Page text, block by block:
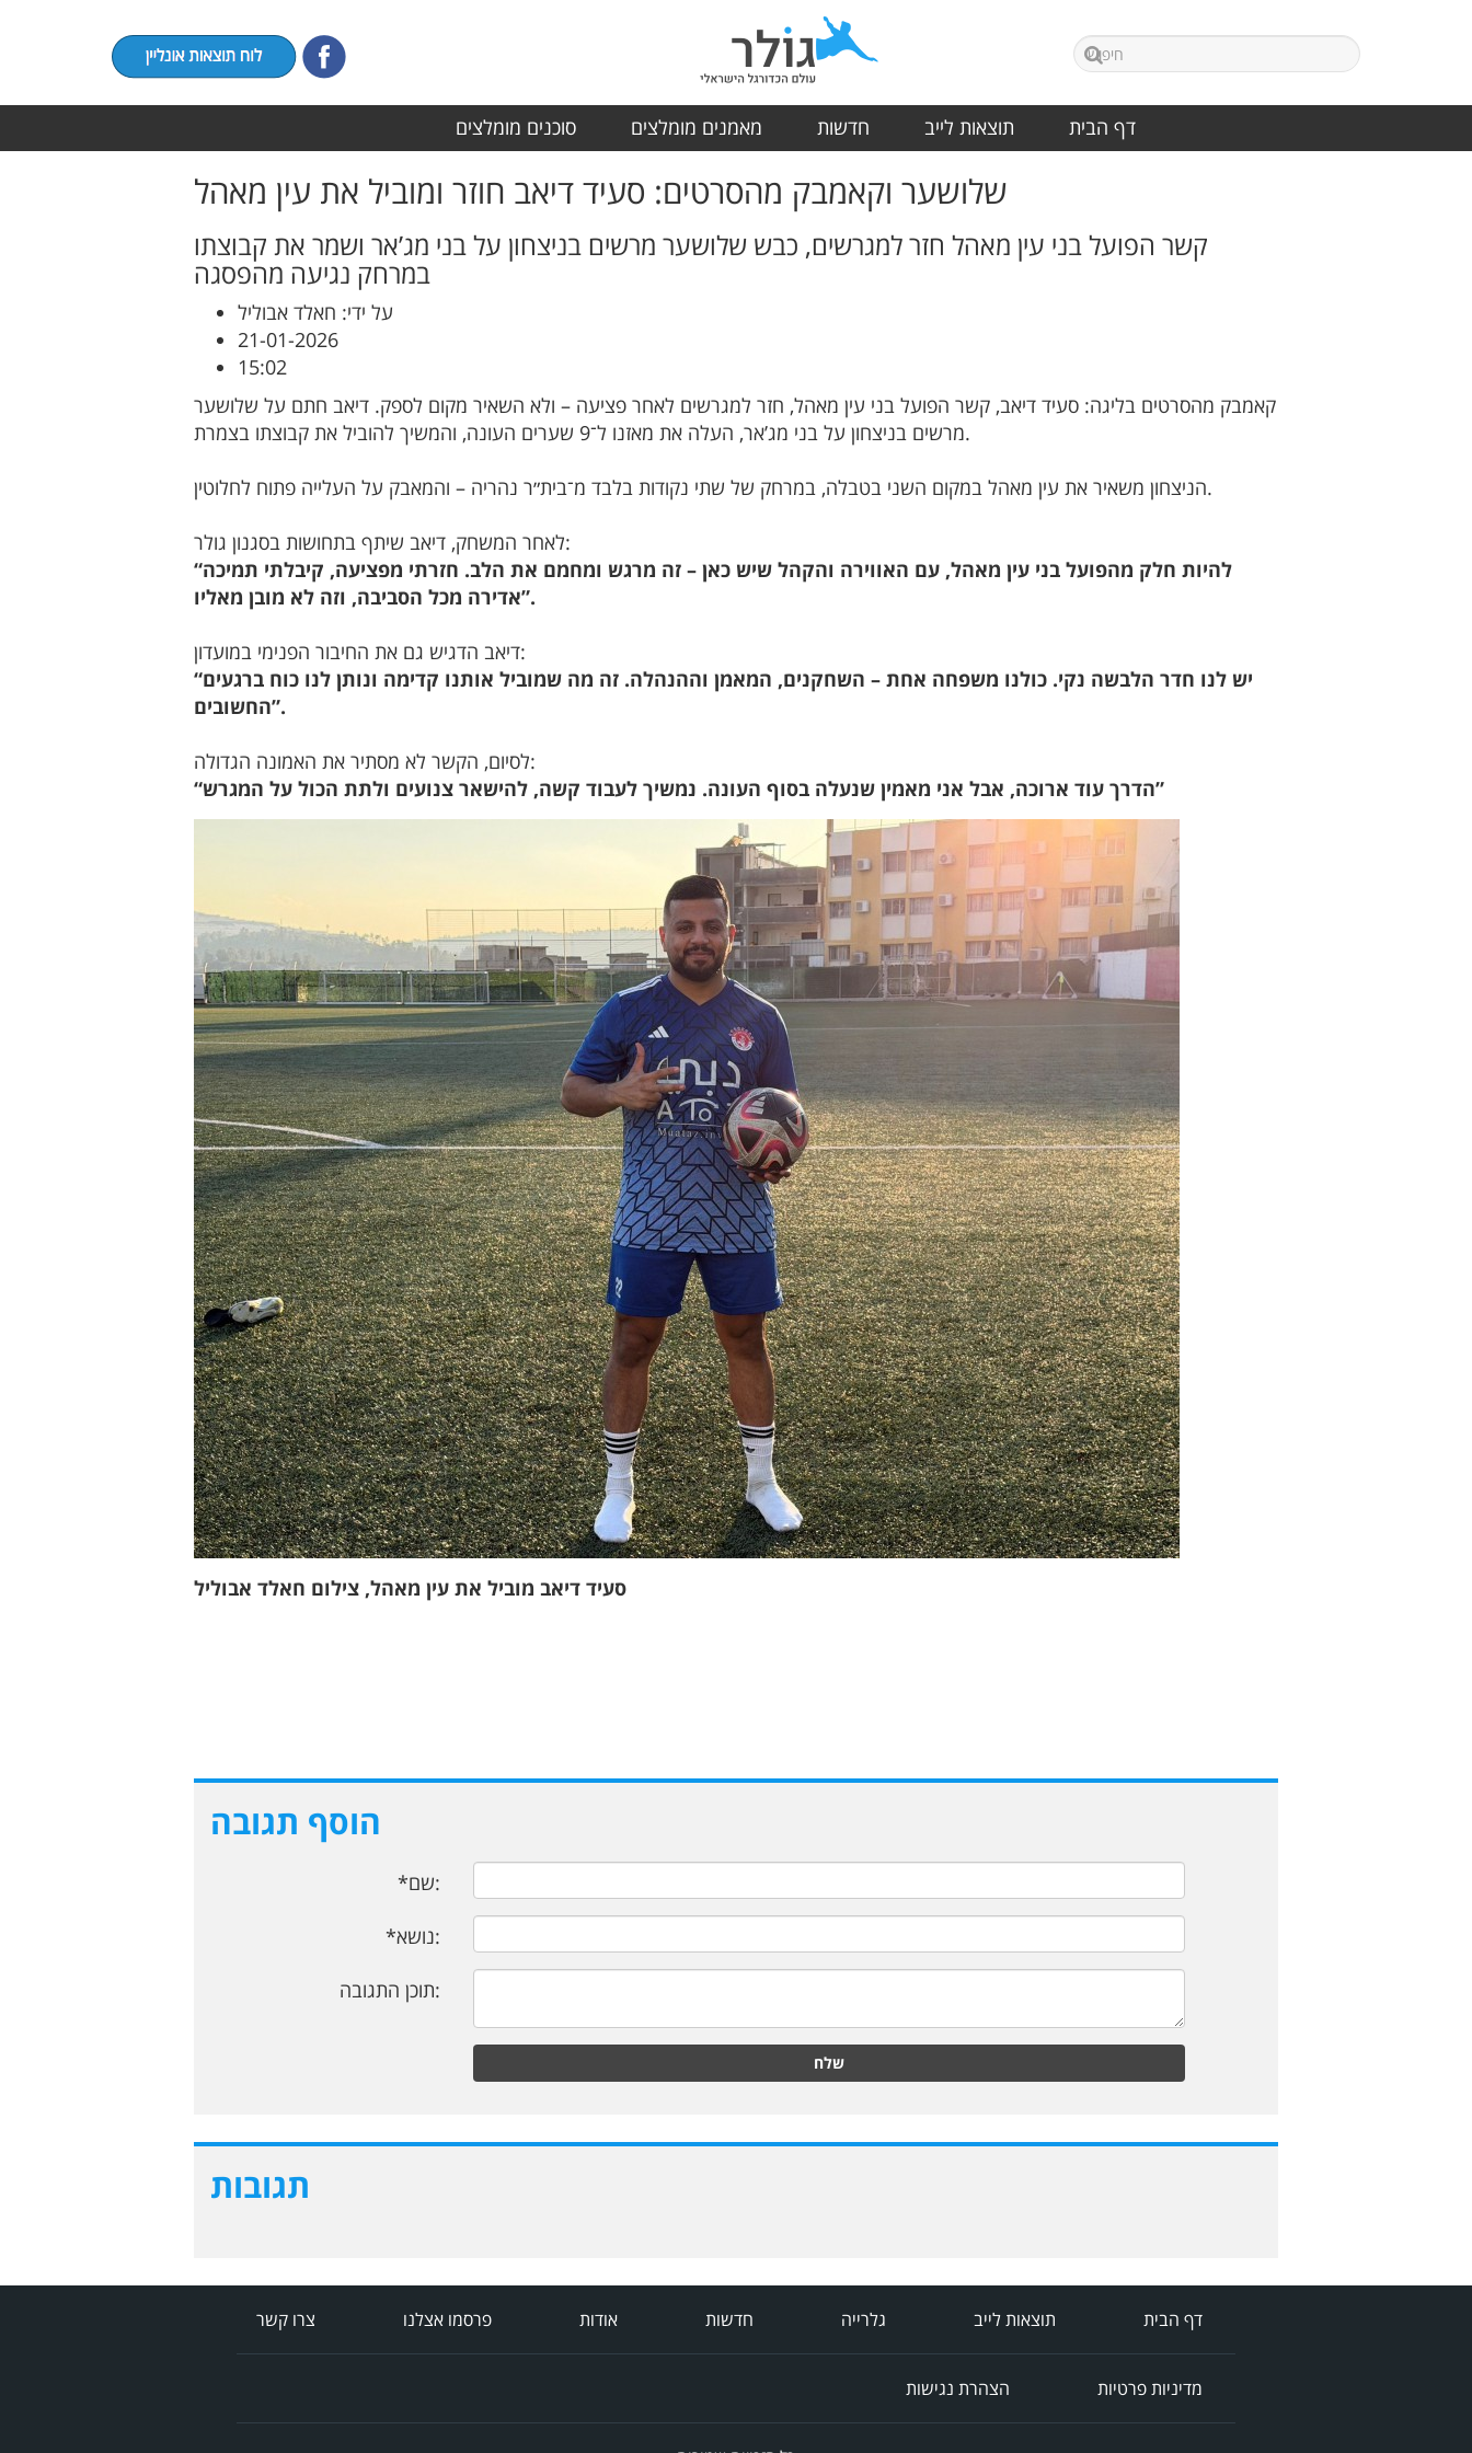
דף הבית תוצאות לייב חדשות מאמנים מומלצים סוכנים מומלצים
שלושער וקאמבק מהסרטים: סעיד דיאב חוזר ומוביל את עין מאהל
קשר הפועל בני עין מאהל חזר למגרשים, כבש שלושער מרשים בניצחון על בני מג’אר ושמר את קבוצתו
במרחק נגיעה מהפסגה
על ידי: חאלד אבוליל
21-01-2026
15:02
קאמבק מהסרטים בליגה: סעיד דיאב, קשר הפועל בני עין מאהל, חזר למגרשים לאחר פציעה – ולא השאיר מקום לספק. דיאב חתם על שלושער
מרשים בניצחון על בני מג’אר, העלה את מאזנו ל־9 שערים העונה, והמשיך להוביל את קבוצתו בצמרת.
הניצחון משאיר את עין מאהל במקום השני בטבלה, במרחק של שתי נקודות בלבד מ־בית״ר נהריה – והמאבק על העלייה פתוח לחלוטין.
לאחר המשחק, דיאב שיתף בתחושות בסגנון גולר:
“להיות חלק מהפועל בני עין מאהל, עם האווירה והקהל שיש כאן – זה מרגש ומחמם את הלב. חזרתי מפציעה, קיבלתי תמיכה
אדירה מכל הסביבה, וזה לא מובן מאליו”.
דיאב הדגיש גם את החיבור הפנימי במועדון:
“יש לנו חדר הלבשה נקי. כולנו משפחה אחת – השחקנים, המאמן וההנהלה. זה מה שמוביל אותנו קדימה ונותן לנו כוח ברגעים
החשובים”.
לסיום, הקשר לא מסתיר את האמונה הגדולה:
“הדרך עוד ארוכה, אבל אני מאמין שנעלה בסוף העונה. נמשיך לעבוד קשה, להישאר צנועים ולתת הכול על המגרש”
סעיד דיאב מוביל את עין מאהל, צילום חאלד אבוליל
הוסף תגובה
*שם:
*נושא:
תוכן התגובה:
שלח
תגובות
דף הבית תוצאות לייב גלרייה חדשות אודות פרסמו אצלנו צרו קשר
מדיניות פרטיות הצהרת נגישות